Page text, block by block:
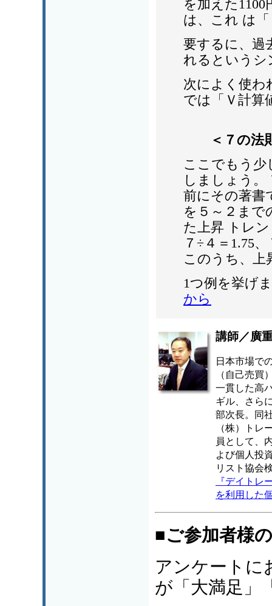
を加えた
は、これ は
要するに、過
れるというシ
次によく使わ
では「Ｖ計算
＜７の法
ここでもう少
しましょう
前にその著書
を５～２まで
た上昇 トレ
７÷４＝1.75
このうち、上
1つ例を挙げ
から
講師／廣
日本市場で
（自己売買
一貫した高
ギル、さら
部次長。同
（株）トレ
員として、
よび個人投
リスト協会
『デイトレ
を利用した
■ご参加者様
アンケートに
が「大満足」